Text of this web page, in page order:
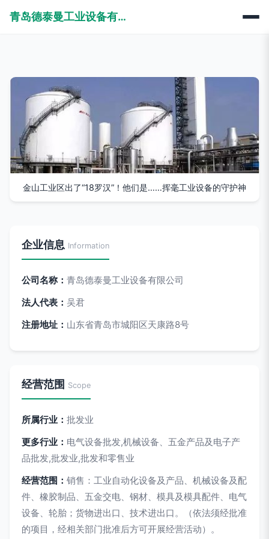
青岛德泰曼工业设备有限公司
金山工业区出了“18罗汉”！他们是……挥毫工业设备的守护神
企业信息 Information
公司名称： 青岛德泰曼工业设备有限公司
法人代表： 吴君
注册地址： 山东省青岛市城阳区天康路8号
经营范围 Scope
所属行业： 批发业
更多行业： 电气设备批发,机械设备、五金产品及电子产
品批发,批发业,批发和零售业
经营范围： 销售：工业自动化设备及产品、机械设备及配
件、橡胶制品、五金交电、钢材、模具及模具配件、电气
设备、轮胎；货物进出口、技术进出口。（依法须经批准
的项目，经相关部门批准后方可开展经营活动）。